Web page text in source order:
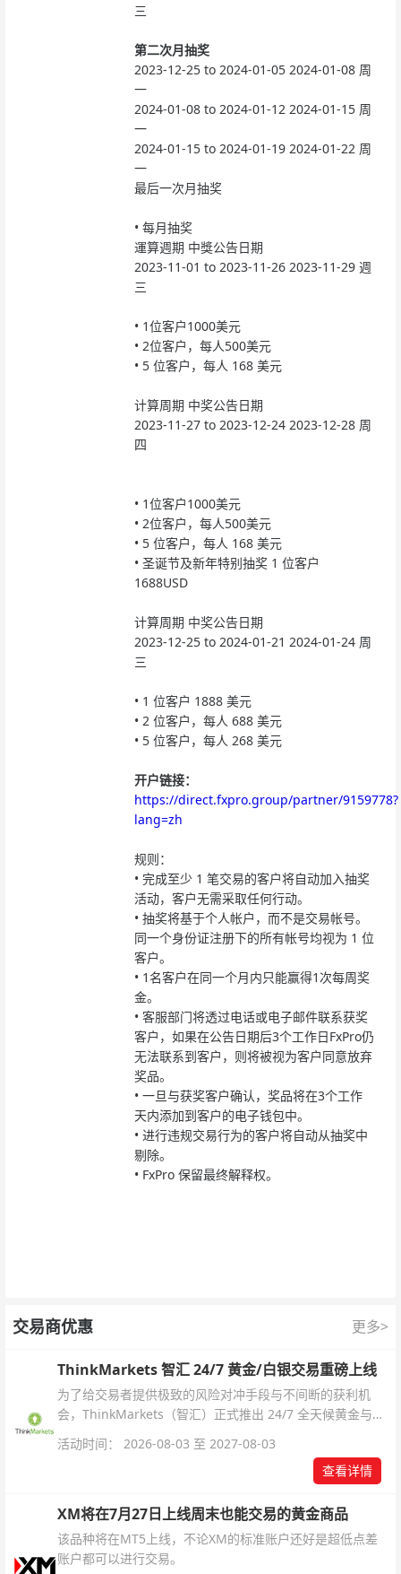
三
第二次月抽奖
2023-12-25 to 2024-01-05 2024-01-08 周
一
2024-01-08 to 2024-01-12 2024-01-15 周
一
2024-01-15 to 2024-01-19 2024-01-22 周
一
最后一次月抽奖
• 每月抽奖
運算週期 中獎公告日期
2023-11-01 to 2023-11-26 2023-11-29 週
三
• 1位客户1000美元
• 2位客户，每人500美元
• 5 位客户，每人 168 美元
计算周期 中奖公告日期
2023-11-27 to 2023-12-24 2023-12-28 周
四
• 1位客户1000美元
• 2位客户，每人500美元
• 5 位客户，每人 168 美元
• 圣诞节及新年特别抽奖 1 位客户
1688USD
计算周期 中奖公告日期
2023-12-25 to 2024-01-21 2024-01-24 周
三
• 1 位客户 1888 美元
• 2 位客户，每人 688 美元
• 5 位客户，每人 268 美元
开户链接：
https://direct.fxpro.group/partner/9159778?
lang=zh
规则：
• 完成至少 1 笔交易的客户将自动加入抽奖
活动，客户无需采取任何行动。
• 抽奖将基于个人帐户，而不是交易帐号。
同一个身份证注册下的所有帐号均视为 1 位
客户。
• 1名客户在同一个月内只能赢得1次每周奖
金。
• 客服部门将透过电话或电子邮件联系获奖
客户，如果在公告日期后3个工作日FxPro仍
无法联系到客户，则将被视为客户同意放弃
奖品。
• 一旦与获奖客户确认，奖品将在3个工作
天内添加到客户的电子钱包中。
• 进行违规交易行为的客户将自动从抽奖中
剔除。
• FxPro 保留最终解释权。
交易商优惠 更多>
ThinkMarkets 智汇 24/7 黄金/白银交易重磅上线
为了给交易者提供极致的风险对冲手段与不间断的获利机
会，ThinkMarkets（智汇）正式推出 24/7 全天候黄金与白
杆配置、支持软件及交易细则。
活动时间： 2026-08-03 至 2027-08-03
查看详情
XM将在7月27日上线周末也能交易的黄金商品
该品种将在MT5上线，不论XM的标准账户还好是超低点差
账户都可以进行交易。